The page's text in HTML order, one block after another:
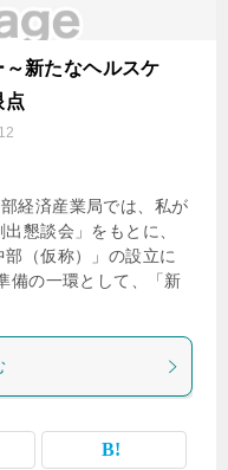
新たなヘルスケ
点
経済産業局では、私が
懇談会」をもとに、
部（仮称）」の設立に
備の一環として、「新